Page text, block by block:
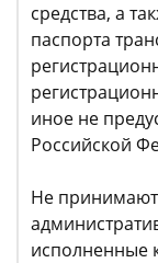
средства, а
паспорта
иное не
Российской
Не